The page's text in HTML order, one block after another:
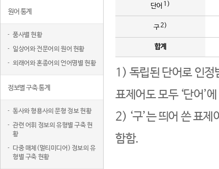
원어 통계
품사별 현황
일상어와 전문어의 원어 현황
외래어와 혼종어의 언어명별 현황
정보별 구축 통계
동사와 형용사의 문형 정보 현황
관련 어휘 정보의 유형별 구축 현
황
다중 매체(멀티미디어) 정보의 유
형별 구축 현황
단어 1)
구2)
합계
1) 독립된 단어로 인정
표제어도 모두 ‘단어’
2) ‘구’는 띄어 쓴 표
함함.